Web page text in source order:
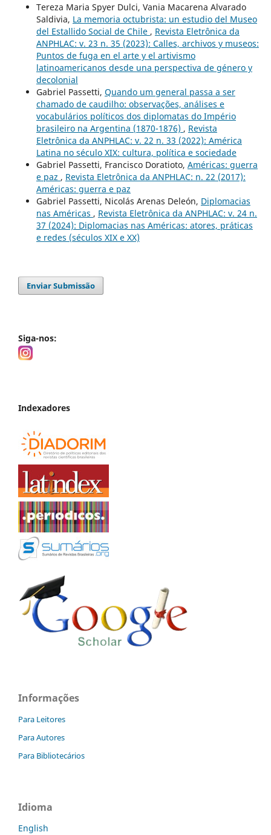
Tereza Maria Spyer Dulci, Vania Macarena Alvarado
Saldivia, La memoria octubrista: un estudio del Museo
del Estallido Social de Chile , Revista Eletrônica da
ANPHLAC: v. 23 n. 35 (2023): Calles, archivos y museos:
Puntos de fuga en el arte y el artivismo
latinoamericanos desde una perspectiva de género y
decolonial
Gabriel Passetti, Quando um general passa a ser
chamado de caudilho: observações, análises e
vocabulários políticos dos diplomatas do Império
brasileiro na Argentina (1870-1876) , Revista
Eletrônica da ANPHLAC: v. 22 n. 33 (2022): América
Latina no século XIX: cultura, política e sociedade
Gabriel Passetti, Francisco Doratioto, Américas: guerra
e paz , Revista Eletrônica da ANPHLAC: n. 22 (2017):
Américas: guerra e paz
Gabriel Passetti, Nicolás Arenas Deleón, Diplomacias
nas Américas , Revista Eletrônica da ANPHLAC: v. 24 n.
37 (2024): Diplomacias nas Américas: atores, práticas
e redes (séculos XIX e XX)
Enviar Submissão
Siga-nos:
Indexadores
Informações
Para Leitores
Para Autores
Para Bibliotecários
Idioma
English